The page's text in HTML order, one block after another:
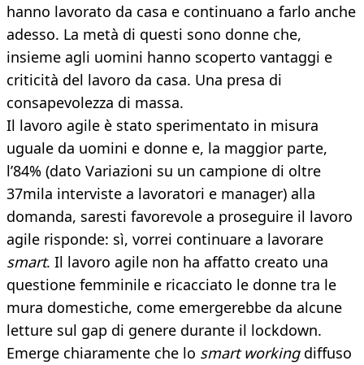
hanno lavorato da casa e continuano a farlo anche
adesso. La metà di questi sono donne che,
insieme agli uomini hanno scoperto vantaggi e
criticità del lavoro da casa. Una presa di
consapevolezza di massa.
Il lavoro agile è stato sperimentato in misura
uguale da uomini e donne e, la maggior parte,
l’84% (dato Variazioni su un campione di oltre
37mila interviste a lavoratori e manager) alla
domanda, saresti favorevole a proseguire il lavoro
agile risponde: sì, vorrei continuare a lavorare
smart. Il lavoro agile non ha affatto creato una
questione femminile e ricacciato le donne tra le
mura domestiche, come emergerebbe da alcune
letture sul gap di genere durante il lockdown.
Emerge chiaramente che lo smart workingdiffuso